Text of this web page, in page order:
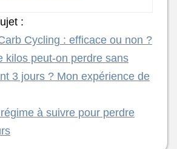
:
Cycling : efficace ou non ?
kilos peut-on perdre sans
3 jours ? Mon expérience de
à suivre pour perdre